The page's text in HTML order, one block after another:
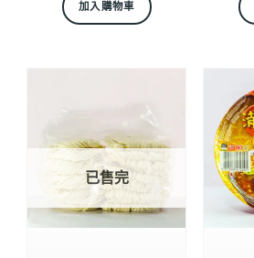
加入購物車
已售完